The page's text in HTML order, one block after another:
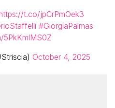
t.co/jpCrPmOek3
#GiorgiaPalmas
5PkKmlMS0Z
October 4, 2025